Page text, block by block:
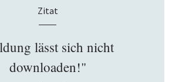
Zitat
lässt sich nicht
downloaden!"